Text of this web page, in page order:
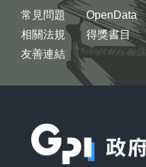
常見問題
相關法規
友善連結
OpenData
得獎書目